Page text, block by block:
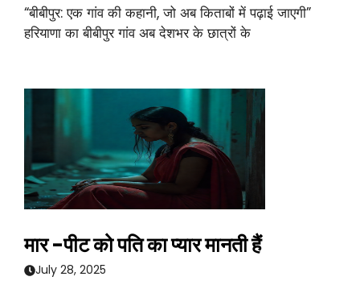
“बीबीपुर: एक गांव की कहानी, जो अब किताबों में पढ़ाई जाएगी”
हरियाणा का बीबीपुर गांव अब देशभर के छात्रों के
मार -पीट को पति का प्यार मानती हैं
July 28, 2025